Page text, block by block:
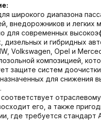
широкого диапазона
внедорожников и легких
для современных
дизельных и гибридных
Volkswagen, Opel и
композицией,
защите систем
для снижения
отраслевому
его, а также
где требуется стандарт